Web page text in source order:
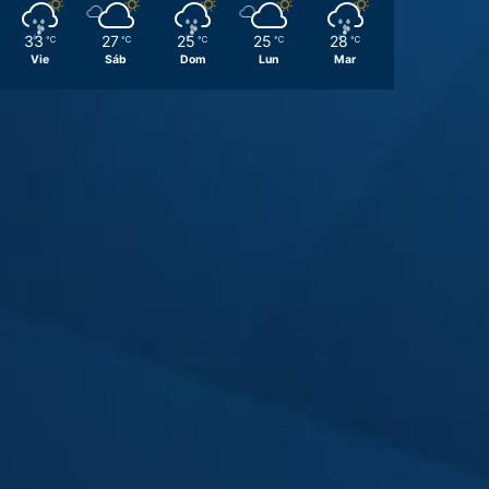
33 ℃
Vie
27 ℃
Sáb
25 ℃
Dom
25 ℃
Lun
28 ℃
Mar